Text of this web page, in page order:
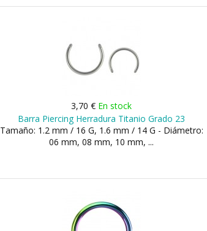
3,70 € En stock
Barra Piercing Herradura Titanio Grado 23
Tamaño: 1.2 mm / 16 G, 1.6 mm / 14 G - Diámetro:
06 mm, 08 mm, 10 mm, ...